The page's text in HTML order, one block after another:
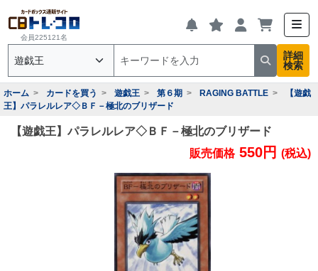
会員225121名
詳細
検索
ホーム カードを買う 遊戯王 第６期 RAGING BATTLE
【遊戯
王】パラレルレア◇ＢＦ－極北のブリザード
【遊戯王】パラレルレア◇ＢＦ－極北のブリザード
販売価格 550円 (税込)